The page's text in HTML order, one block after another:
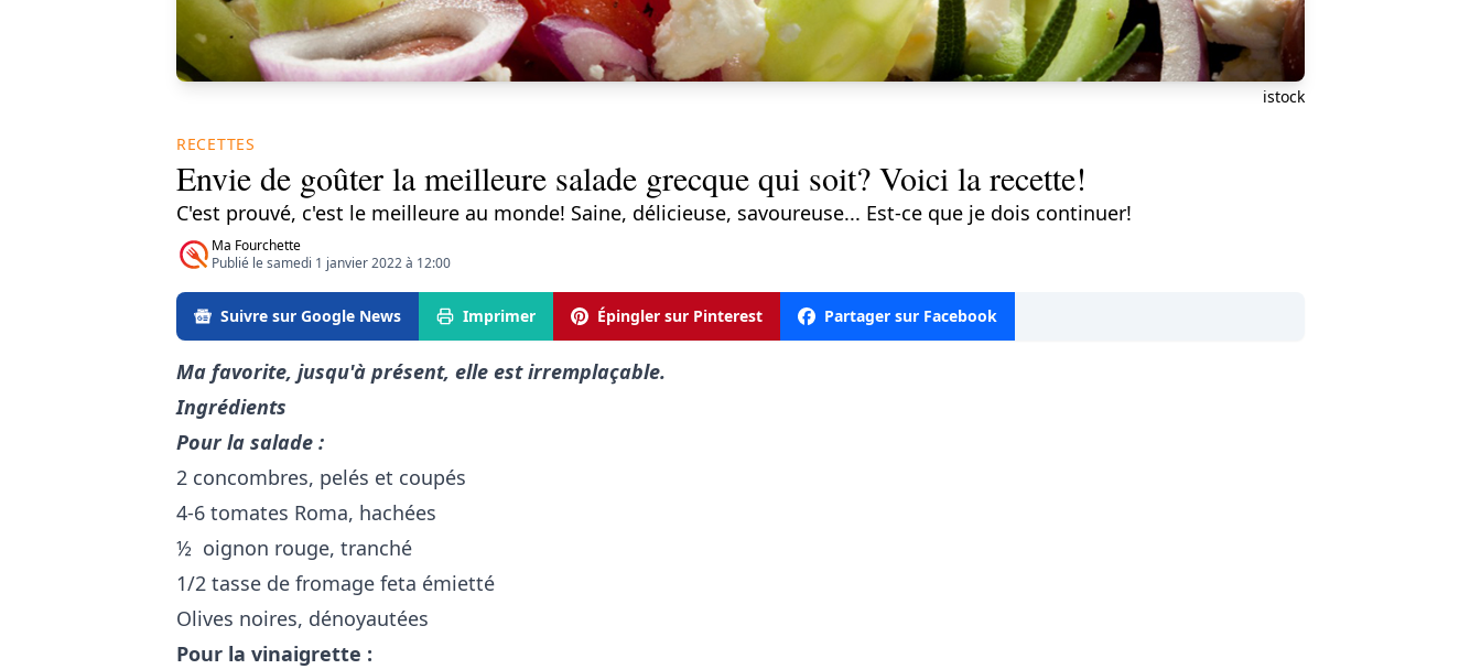
istock
RECETTES
Envie de goûter la meilleure salade grecque qui soit? Voici la recette!
C'est prouvé, c'est le meilleure au monde! Saine, délicieuse, savoureuse... Est-ce que je dois continuer!
Ma Fourchette
Publié le samedi 1 janvier 2022 à 12:00
Suivre sur Google News Imprimer Épingler sur Pinterest Partager sur Facebook
Ma favorite, jusqu'à présent, elle est irremplaçable.
Ingrédients
Pour la salade :
2 concombres, pelés et coupés
4-6 tomates Roma, hachées
½ oignon rouge, tranché
1/2 tasse de fromage feta émietté
Olives noires, dénoyautées
Pour la vinaigrette :